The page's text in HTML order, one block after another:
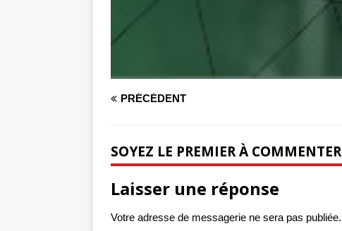
PRÉCÉDENT
SOYEZ LE PREMIER À COMMENTER
Laisser une réponse
Votre adresse de messagerie ne sera pas publiée.